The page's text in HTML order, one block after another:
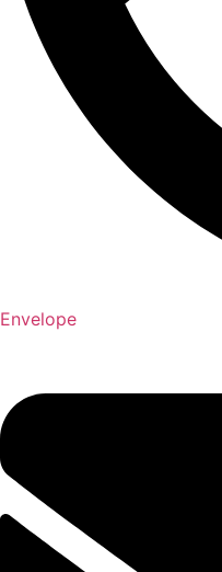
Envelope